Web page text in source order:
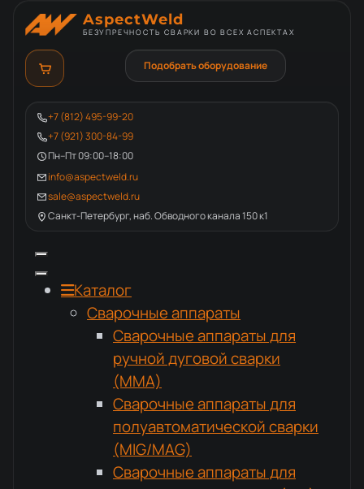
AspectWeld
БЕЗУПРЕЧНОСТЬ СВАРКИ ВО ВСЕХ АСПЕКТАХ
+7 (812) 495-99-20
+7 (921) 300-84-99
Пн–Пт 09:00–18:00
info@aspectweld.ru
sale@aspectweld.ru
Санкт-Петербург, наб. Обводного канала 150 к1
Подобрать оборудование
Каталог
Сварочные аппараты
Сварочные аппараты для
ручной дуговой сварки
(MMA)
Сварочные аппараты для
полуавтоматической сварки
(MIG/MAG)
Сварочные аппараты для